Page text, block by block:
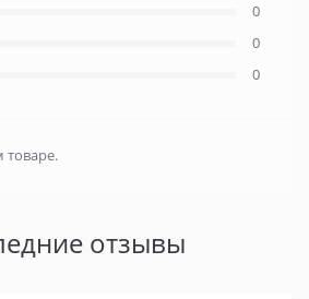
0
0
0
товаре.
отзывы